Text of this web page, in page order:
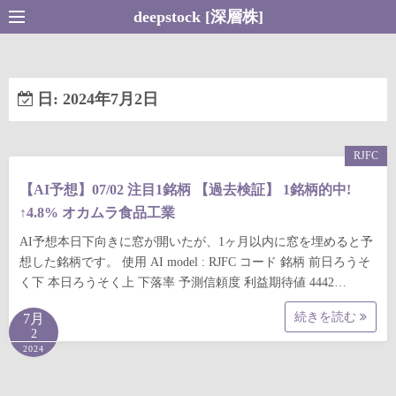
コ
ン
ン
へ
deepstock [深層株]
日: 2024年7月2日
【AI予想】07/02 注目1銘柄 【過去検証】 1銘柄的中!
↑4.8% オカムラ食品工業
AI予想本日下向きに窓が開いたが、1ヶ月以内に窓を埋めると予
想した銘柄です。 使用 AI model : RJFC コード 銘柄 前日ろうそ
く下 本日ろうそく上 下落率 予測信頼度 利益期待値 4442…
続きを読む
RJFC
7月
2
2024